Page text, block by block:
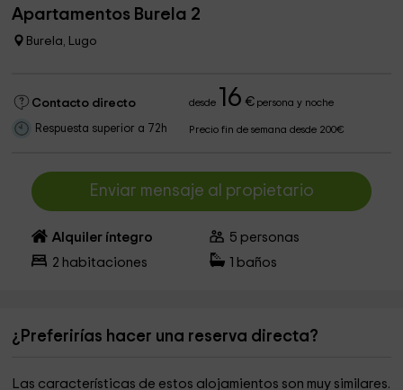
Apartamentos Burela 2
Burela, Lugo
Contacto directo desde 16 €persona y noche
Respuesta superior a 72h Precio fin de semana desde 200€
Enviar mensaje al propietario
Alquiler íntegro 5 personas
2 habitaciones baños
¿Preferirías hacer una reserva directa?
Las características de estos alojamientos son muy similares.